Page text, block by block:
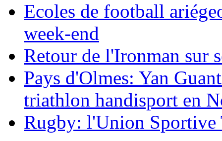
Ecoles de football
week-end
Retour de l'Ironman sur
Pays d'Olmes: Yan
triathlon handisport en
Rugby: l'Union Sportive